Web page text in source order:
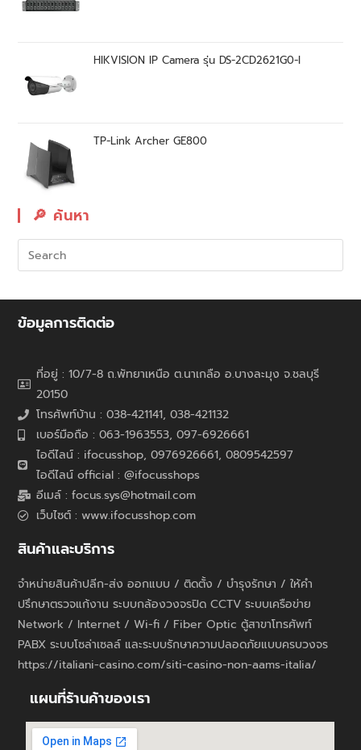
HIKVISION IP Camera รุ่น DS-2CD2621G0-I
TP-Link Archer GE800
🔎︎ ค้นหา
ข้อมูลการติดต่อ
ที่อยู่ : 10/7-8 ถ.พัทยาเหนือ ต.นาเกลือ อ.บางละมุง จ.ชลบุรี
20150
โทรศัพท์บ้าน : 038-421141, 038-421132
เบอร์มือถือ : 063-1963553, 097-6926661
ไอดีไลน์ : ifocusshop, 0976926661, 0809542597
ไอดีไลน์ official : @ifocusshops
อีเมล์ : focus.sys@hotmail.com
เว็บไซต์ : www.ifocusshop.com
สินค้าและบริการ
จำหน่ายสินค้าปลีก-ส่ง ออกแบบ / ติดตั้ง / บำรุงรักษา / ให้คำ
ปรึกษาตรวจแก้งาน ระบบกล้องวงจรปิด CCTV ระบบเครือข่าย
Network / Internet / Wi-fi / Fiber Optic ตู้สาขาโทรศัพท์
PABX ระบบโซล่าเซลล์ และระบบรักษาความปลอดภัยแบบครบวงจร
https://italiani-casino.com/siti-casino-non-aams-italia/
แผนที่ร้านค้าของเรา